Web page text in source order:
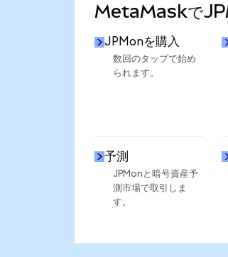
MetaMaskで
JPMonを購入
数回のタップで始め
られます。
予測
JPMonと暗号資産予
測市場で取引しま
す。